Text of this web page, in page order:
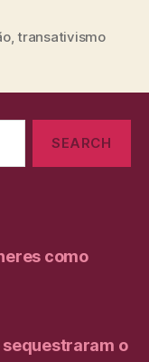
,transativismo
como
o